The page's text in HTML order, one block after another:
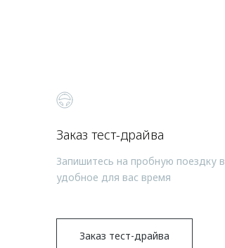
Заказ тест-драйва
Запишитесь на пробную поездку в
удобное для вас время
Заказ тест-драйва